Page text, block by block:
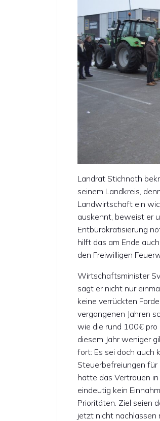
Landrat Stichnoth
seinem Landkreis,
Landwirtschaft ein
auskennt, beweist er
Entbürokratisierung
hilft das am Ende
den Freiwilligen
Wirtschaftsminister
sagt er nicht nur
keine verrückten
vergangenen Jahren
wie die rund 100€ pro
diesem Jahr weniger
fort: Es sei doch auch
Steuerbefreiungen
hätte das Vertrauen in
eindeutig kein
Prioritäten. Ziel seien
jetzt nicht nachlassen